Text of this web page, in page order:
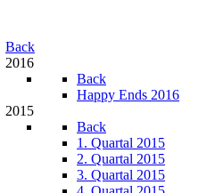
Back
2016
Back
Happy Ends 2016
2015
Back
1. Quartal 2015
2. Quartal 2015
3. Quartal 2015